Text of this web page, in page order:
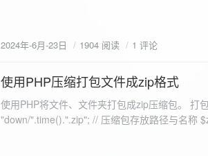
2024年-6月-23日 1904 阅读 1 评论
2024-6-12
使用PHP压缩打包文件成zip格式
使用PHP将文件、文件夹打包成zip压缩包。
"down/".time().".zip"; // 压缩包存放路径与名称 $zip->open($zip_filename, ZIPARCHIVE::CREATE); // 打